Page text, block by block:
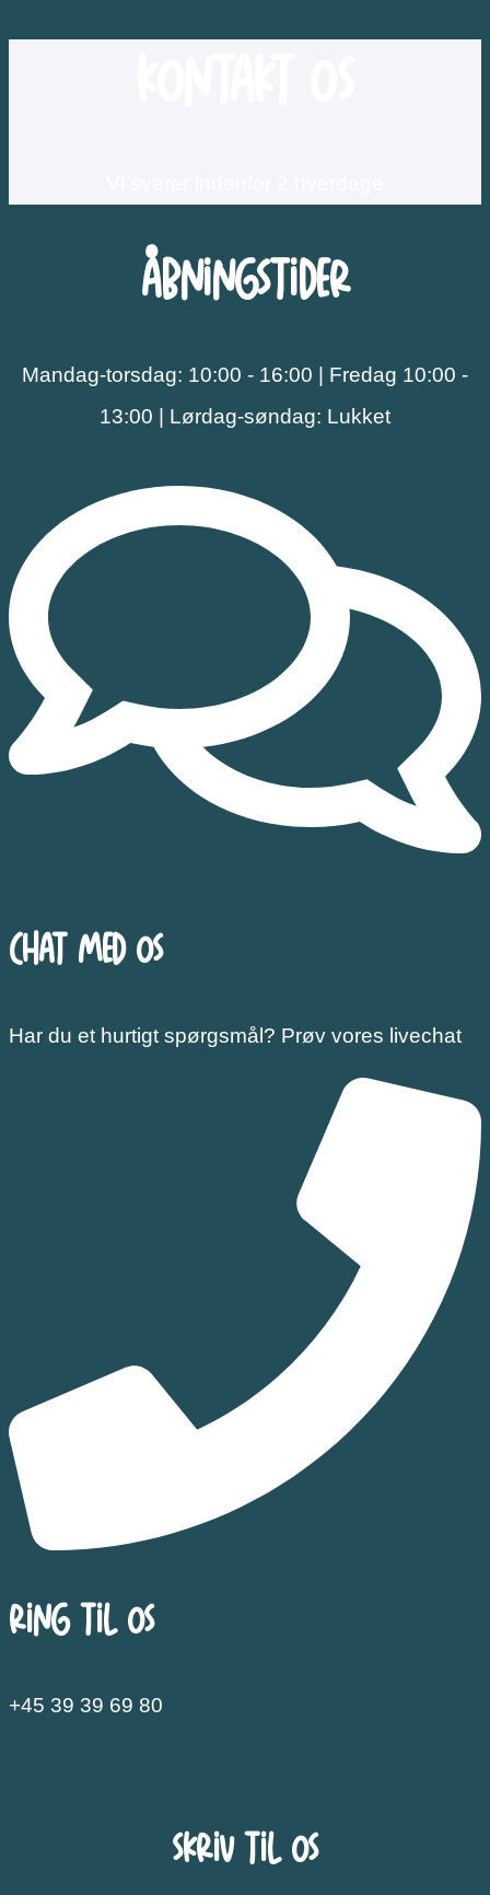
Åbningstider
Mandag-torsdag: 10:00 - 16:00 | Fredag 10:00 -
13:00 | Lørdag-søndag: Lukket
Chat med os
Har du et hurtigt spørgsmål? Prøv vores livechat
Ring til os
+45 39 39 69 80
Skriv til os